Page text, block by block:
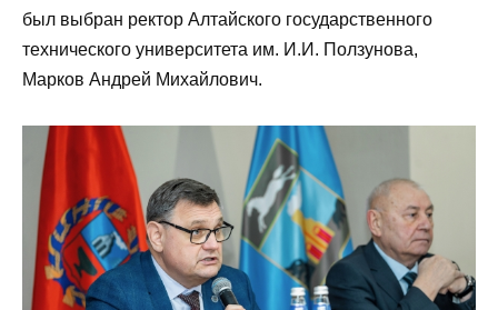
был выбран ректор Алтайского государственного
технического университета им. И.И. Ползунова,
Марков Андрей Михайлович.